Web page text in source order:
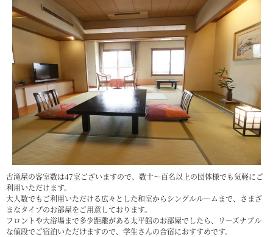
古滝屋の客室数は47室ございますので、数十～百名以上の団体様でも気軽にご
利用いただけます。
大人数でもご利用いただける広々とした和室からシングルルームまで、さまざ
まなタイプのお部屋をご用意しております。
フロントや大浴場まで多少距離がある太平館のお部屋でしたら、リーズナブル
な値段でご宿泊いただけますので、学生さんの合宿におすすめです。